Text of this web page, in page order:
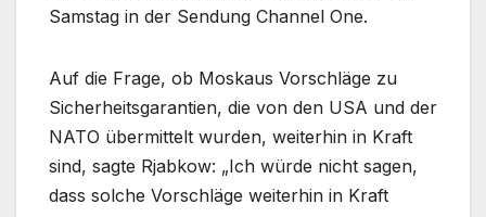
Samstag in der Sendung Channel One.
Auf die Frage, ob Moskaus Vorschläge zu
Sicherheitsgarantien, die von den USA und der
NATO übermittelt wurden, weiterhin in Kraft
sind, sagte Rjabkow: „Ich würde nicht sagen,
dass solche Vorschläge weiterhin in Kraft